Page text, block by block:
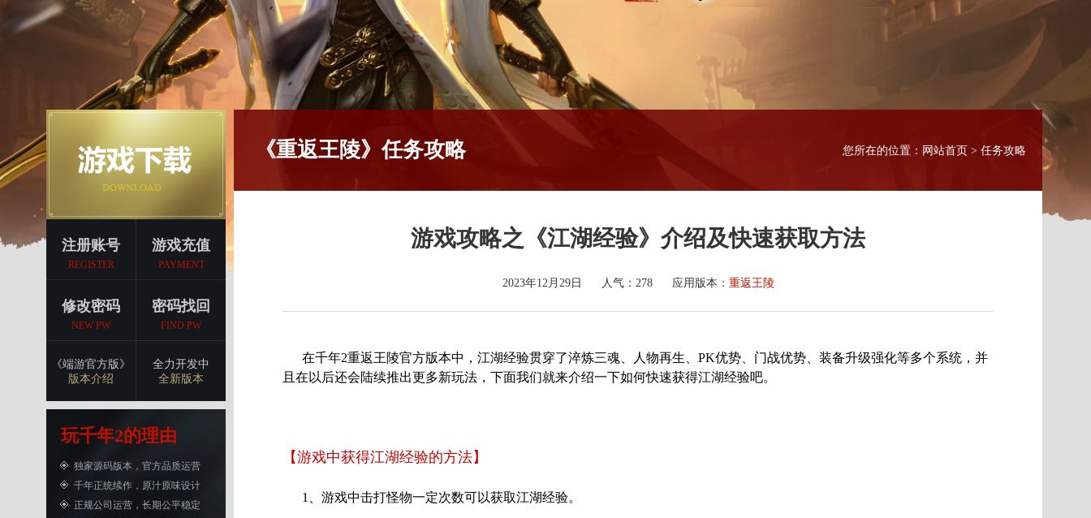
注册账号
REGISTER
游戏充值
PAYMENT
修改密码
NEW PW
密码找回
FIND PW
《端游官方版》
版本介绍
全力开发中
全新版本
玩千年2的理由
独家源码版本，官方品质运营
千年正统续作，原汁原味设计
正规公司运营，长期公平稳定
《重返王陵》任务攻略 您所在的位置：网站首页> 任务攻略
游戏攻略之《江湖经验》介绍及快速获取方法
2023年12月29日 人气： 278 应用版本： 重返王陵
在千年2重返王陵官方版本中，江湖经验贯穿了淬炼三魂、人物再生、PK优势、门战优势、装备升级强化等多个系统，并
且在以后还会陆续推出更多新玩法，下面我们就来介绍一下如何快速获得江湖经验吧。
【游戏中获得江湖经验的方法】
1、游戏中击打怪物一定次数可以获取江湖经验。